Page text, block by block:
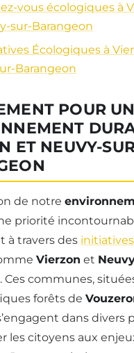
vous écologiques à
sur-Barangeon
Écologiques à
Barangeon
POUR UN
ET NEUVY-
de notre
priorité
à travers des
Vierzon et
. Ces communes,
forêts de
dans divers
les citoyens aux